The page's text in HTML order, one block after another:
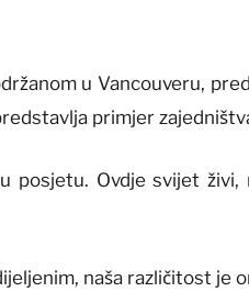
u Vancouveru,
primjer
posjetu. Ovdje svijet živi,
naša različitost je